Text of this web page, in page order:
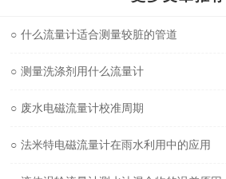
○ 什么流量计适合测量较脏的管道
○ 测量洗涤剂用什么流量计
○ 废水电磁流量计校准周期
○ 法米特电磁流量计在雨水利用中的应用